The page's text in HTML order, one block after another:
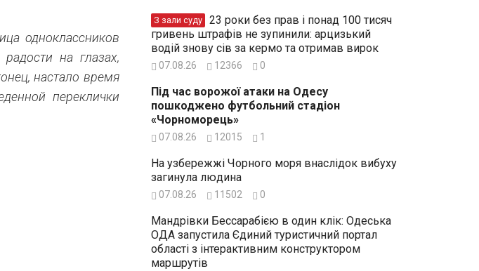
одноклассников
на глазах,
настало время
переклички
З зали суду
гривень штрафів не зупинили: арцизький
водій знову сів за кермо та отримав вирок
07.08.26 12366 0
Під час ворожої атаки на Одесу
пошкоджено футбольний стадіон
«Чорноморець»
07.08.26 12015 1
На узбережжі Чорного моря внаслідок вибуху
загинула людина
07.08.26 11502 0
Мандрівки Бессарабією в один клік: Одеська
ОДА запустила Єдиний туристичний портал
області з інтерактивним конструктором
маршрутів